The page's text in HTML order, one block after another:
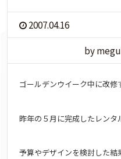
2007.04.16
by
ゴールデンウイーク中に改修
昨年の５月に完成したレンタ
予算やデザインを検討した